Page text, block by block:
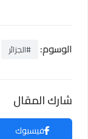
الوسوم: #الجزائر
شارك المقال
فيسبوك